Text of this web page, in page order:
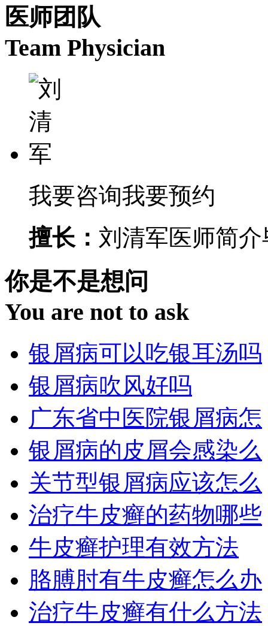
医师团队
Team Physician
我要咨询我要预约
擅长： 刘清军医师简
你是不是想问
You are not to ask
银屑病可以吃银耳汤吗
银屑病吹风好吗
广东省中医院银屑病怎
银屑病的皮屑会感染么
关节型银屑病应该怎么
治疗牛皮癣的药物哪些
牛皮癣护理有效方法
胳膊肘有牛皮癣怎么办
治疗牛皮癣有什么方法